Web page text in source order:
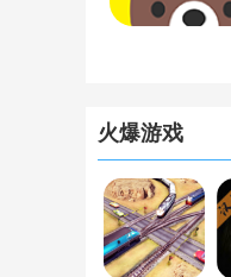
火爆游戏